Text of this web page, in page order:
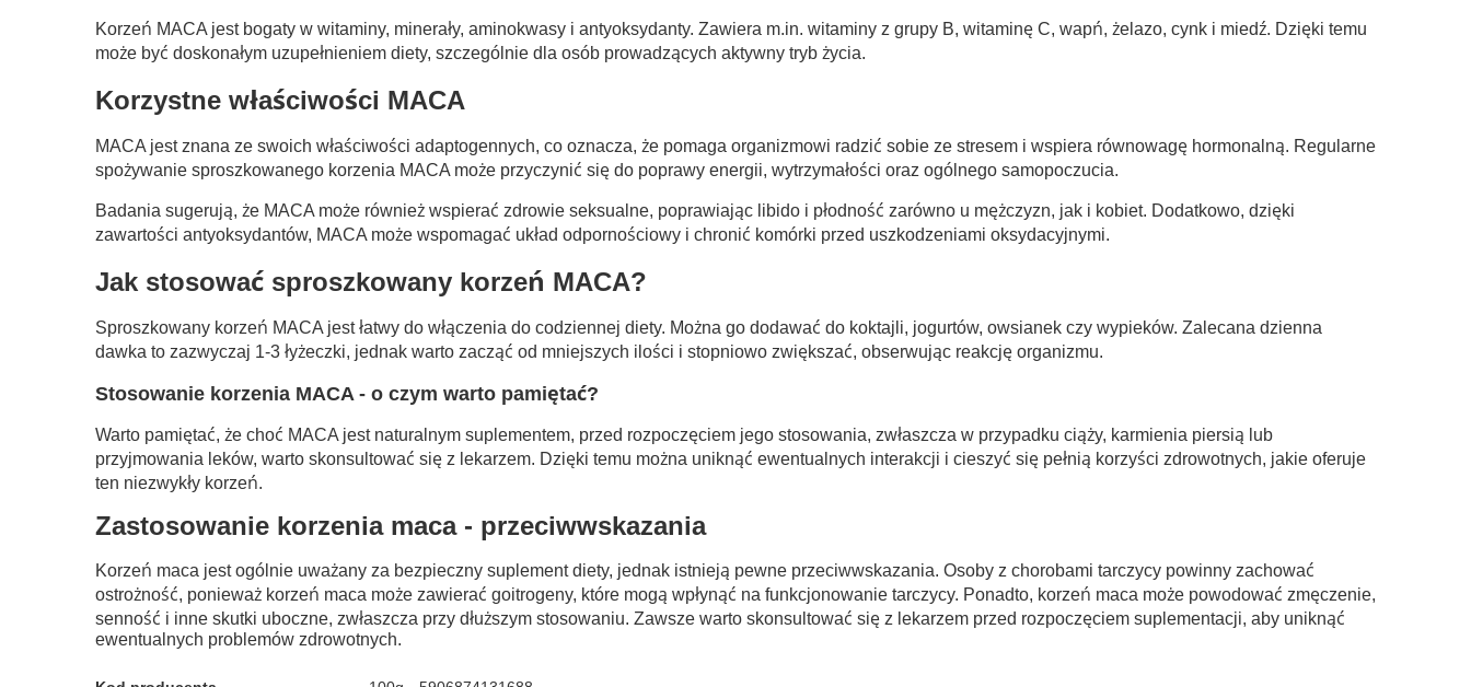
Korzeń MACA jest bogaty w witaminy, minerały, aminokwasy i antyoksydanty. Zawiera m.in. witaminy z grupy B, witaminę C, wapń, żelazo, cynk i miedź. Dzięki temu
może być doskonałym uzupełnieniem diety, szczególnie dla osób prowadzących aktywny tryb życia.
Korzystne właściwości MACA
MACA jest znana ze swoich właściwości adaptogennych, co oznacza, że pomaga organizmowi radzić sobie ze stresem i wspiera równowagę hormonalną. Regularne
spożywanie sproszkowanego korzenia MACA może przyczynić się do poprawy energii, wytrzymałości oraz ogólnego samopoczucia.
Badania sugerują, że MACA może również wspierać zdrowie seksualne, poprawiając libido i płodność zarówno u mężczyzn, jak i kobiet. Dodatkowo, dzięki
zawartości antyoksydantów, MACA może wspomagać układ odpornościowy i chronić komórki przed uszkodzeniami oksydacyjnymi.
Jak stosować sproszkowany korzeń MACA?
Sproszkowany korzeń MACA jest łatwy do włączenia do codziennej diety. Można go dodawać do koktajli, jogurtów, owsianek czy wypieków. Zalecana dzienna
dawka to zazwyczaj 1-3 łyżeczki, jednak warto zacząć od mniejszych ilości i stopniowo zwiększać, obserwując reakcję organizmu.
Stosowanie korzenia MACA - o czym warto pamiętać?
Warto pamiętać, że choć MACA jest naturalnym suplementem, przed rozpoczęciem jego stosowania, zwłaszcza w przypadku ciąży, karmienia piersią lub
przyjmowania leków, warto skonsultować się z lekarzem. Dzięki temu można uniknąć ewentualnych interakcji i cieszyć się pełnią korzyści zdrowotnych, jakie oferuje
ten niezwykły korzeń.
Zastosowanie korzenia maca - przeciwwskazania
Korzeń maca jest ogólnie uważany za bezpieczny suplement diety, jednak istnieją pewne przeciwwskazania. Osoby z chorobami tarczycy powinny zachować
ostrożność, ponieważ korzeń maca może zawierać goitrogeny, które mogą wpłynąć na funkcjonowanie tarczycy. Ponadto, korzeń maca może powodować zmęczenie,
senność i inne skutki uboczne, zwłaszcza przy dłuższym stosowaniu. Zawsze warto skonsultować się z lekarzem przed rozpoczęciem suplementacji, aby uniknąć
ewentualnych problemów zdrowotnych.